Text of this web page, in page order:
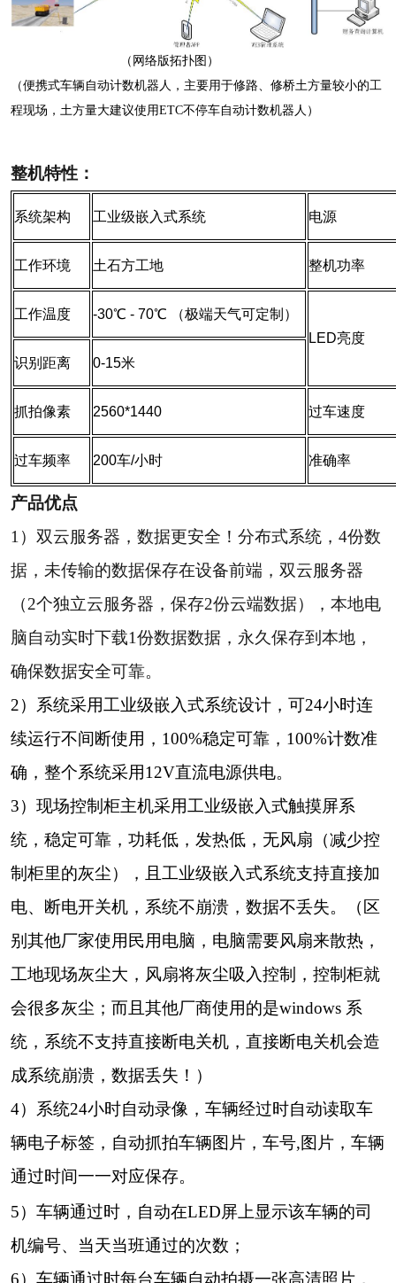
（网络版拓扑图）
（便携式车辆自动计数机器人，主要用于修路、修桥土方量较小的工
程现场，土方量大建议使用ETC不停车自动计数机器人）
整机特性：
系统架构 工业级嵌入式系统 电源
工作环境 土石方工地 整机功率
工作温度
-30℃ - 70℃ （极端天气可定制）
LED亮度
识别距离
0-15米
抓拍像素 2560*1440 过车速度
过车频率 200车/小时 准确率
产品优点
1）双云服务器，数据更安全！分布式系统，4份数
据，未传输的数据保存在设备前端，双云服务器
（2个独立云服务器，保存2份云端数据），本地电
脑自动实时下载1份数据数据，永久保存到本地，
确保数据安全可靠。
2）系统采用工业级嵌入式系统设计，可24小时连
续运行不间断使用，100%稳定可靠，100%计数准
确，整个系统采用12V直流电源供电。
3） 现场控制柜主机采用工业级嵌入式触摸屏系
统，稳定可靠，功耗低，发热低，无风扇（减少控
制柜里的灰尘），且工业级嵌入式系统支持直接加
电、断电开关机，系统不崩溃，数据不丢失。（区
别其他厂家使用民用电脑，电脑需要风扇来散热，
工地现场灰尘大，风扇将灰尘吸入控制，控制柜就
会很多灰尘；而且其他厂商使用的是windows 系
统，系统不支持直接断电关机，直接断电关机会造
成系统崩溃，数据丢失！）
4）系统24小时自动录像，车辆经过时自动读取车
辆电子标签，自动抓拍车辆图片， 车号,图片， 车辆
通过时间一一对应保存。
5）车辆通过时，自动在LED屏上显示该车辆的司
机编号、当天当班通过的次数；
6） 车辆通过时每台车辆自动拍摄一张高清照片，